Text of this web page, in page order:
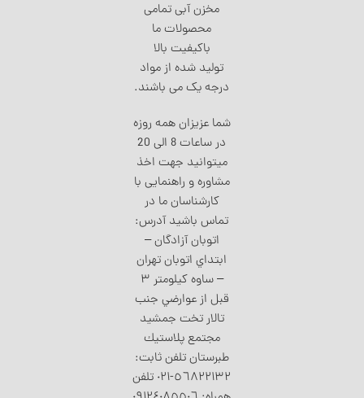
مخزن آبی تمامی
محصولات ما
باکیفیت بالا
تولید شده از مواد
درجه یک می باشند.
شما عزیزان همه روزه
در ساعات 8 الی 20
میتوانید جهت اخذ
مشاوره و راهنمایی با
کارشناسان ما در
تماس باشید آدرس:
اتوبان آزادگان –
ابتداي اتوبان تهران
– ساوه كيلومتر ٣
قبل از عوارضي جنب
تالار تخت جمشيد
مجتمع پلاستيك
طبرستان تلفن ثابت:
٥٦٨٢٢١٣٢-٠٢۱ تلفن